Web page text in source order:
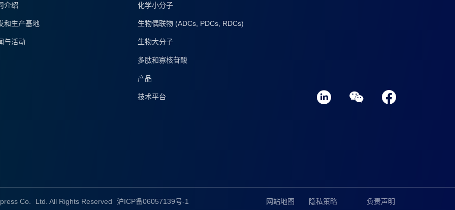
介绍
和生产基地
与活动
化学小分子
生物偶联物 (ADCs, PDCs, RDCs)
生物大分子
多肽和寡核苷酸
产品
技术平台
Co. Ltd. All Rights Reserved 沪ICP备06057139号-1 网站地图 隐私策略 负责声明